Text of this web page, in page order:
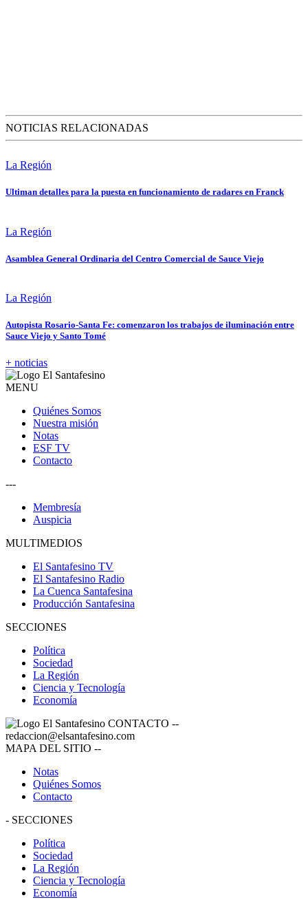
NOTICIAS RELACIONADAS
La Región
Ultiman detalles para la puesta en funcionamiento de radares en Franck
La Región
Asamblea General Ordinaria del Centro Comercial de Sauce Viejo
La Región
Autopista Rosario-Santa Fe: comenzaron los trabajos de iluminación entre
Sauce Viejo y Santo Tomé
+ noticias
MENU
Quiénes Somos
Nuestra misión
Notas
ESF TV
Contacto
---
Membresía
Auspicia
MULTIMEDIOS
El Santafesino TV
El Santafesino Radio
La Cuenca Santafesina
Producción Santafesina
SECCIONES
Política
Sociedad
La Región
Ciencia y Tecnología
Economía
CONTACTO --
redaccion@elsantafesino.com
MAPA DEL SITIO --
Notas
Quiénes Somos
Contacto
- SECCIONES
Política
Sociedad
La Región
Ciencia y Tecnología
Economía